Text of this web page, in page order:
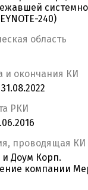
240)
область
и окончания КИ
РКИ
проводящая КИ
Доум Корп.
компании